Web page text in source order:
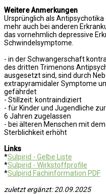
Weitere Anmerkungen
Ursprünglich als
mehr auch bei anderen
das vornehmlich depressive
Schwindelsymptome.
- in der Schwangerschaft
des dritten Trimenons
ausgesetzt sind, sind durch
extrapyramidaler Symptome
gefährdet
- Stillzeit: kontraindiziert
- für Kinder und Jugendliche
6 Jahren zugelassen
- bei älteren Menschen mit
Sterblichkeit erhöht
Links
*Sulpirid - Gelbe Liste
*Sulpirid - Wirkstoffprofile
*Sulpirid Fachinformation PDF
zuletzt ergänzt: 20.09.2025